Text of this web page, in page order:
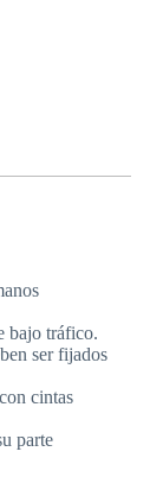
bajo tráfico.
ser fijados
cintas
parte